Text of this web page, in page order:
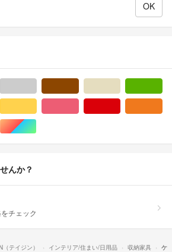
ゴールド/金色系マルチカラー
んか？
チェック
（テイジン） インテリア/住まい/日用品 収納家具
ケ